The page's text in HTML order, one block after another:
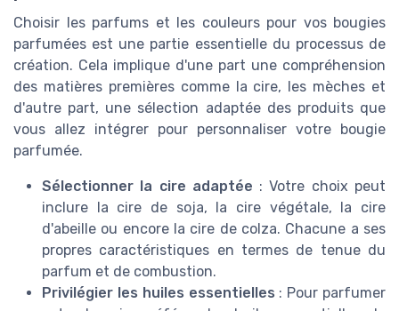
Choisir les parfums et les couleurs pour vos bougies
parfumées est une partie essentielle du processus de
création. Cela implique d'une part une compréhension
des matières premières comme la cire, les mèches et
d'autre part, une sélection adaptée des produits que
vous allez intégrer pour personnaliser votre bougie
parfumée.
Sélectionner la cire adaptée : Votre choix peut
inclure la cire de soja, la cire végétale, la cire
d'abeille ou encore la cire de colza. Chacune a ses
propres caractéristiques en termes de tenue du
parfum et de combustion.
Privilégier les huiles essentielles : Pour parfumer